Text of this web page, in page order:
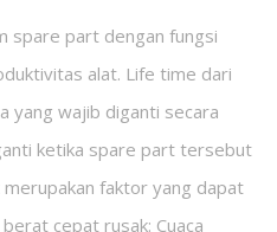
spare part dengan fungsi
alat. Life time dari
yang wajib diganti secara
ketika spare part tersebut
faktor yang dapat
cepat rusak: Cuaca